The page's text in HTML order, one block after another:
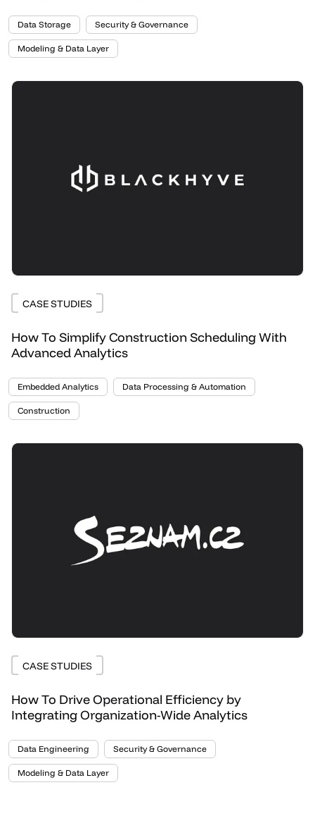
Data Storage Security & Governance
Modeling & Data Layer
CASE STUDIES
How To Simplify Construction Scheduling With
Advanced Analytics
Embedded Analytics Data Processing & Automation
Construction
CASE STUDIES
How To Drive Operational Efficiency by
Integrating Organization-Wide Analytics
Data Engineering Security & Governance
Modeling & Data Layer